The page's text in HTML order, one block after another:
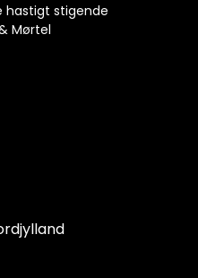
hastigt stigende
Mørtel